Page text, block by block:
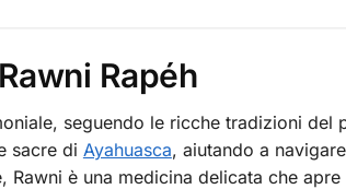
Rapéh
seguendo le ricche tradizioni del
sacre di Ayahuasca, aiutando a
è una medicina delicata che